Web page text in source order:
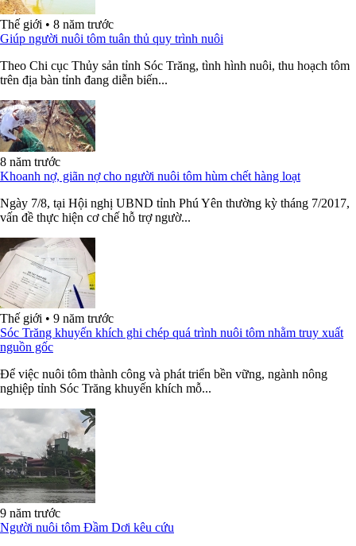
Thế giới • 8 năm trước
Giúp người nuôi tôm tuân thủ quy trình nuôi
Theo Chi cục Thủy sản tỉnh Sóc Trăng, tình hình nuôi, thu hoạch tôm
trên địa bàn tỉnh đang diễn biến...
8 năm trước
Khoanh nợ, giãn nợ cho người nuôi tôm hùm chết hàng loạt
Ngày 7/8, tại Hội nghị UBND tỉnh Phú Yên thường kỳ tháng 7/2017,
vấn đề thực hiện cơ chế hỗ trợ ngườ...
Thế giới • 9 năm trước
Sóc Trăng khuyến khích ghi chép quá trình nuôi tôm nhằm truy xuất
nguồn gốc
Để việc nuôi tôm thành công và phát triển bền vững, ngành nông
nghiệp tỉnh Sóc Trăng khuyến khích mỗ...
9 năm trước
Người nuôi tôm Đầm Dơi kêu cứu